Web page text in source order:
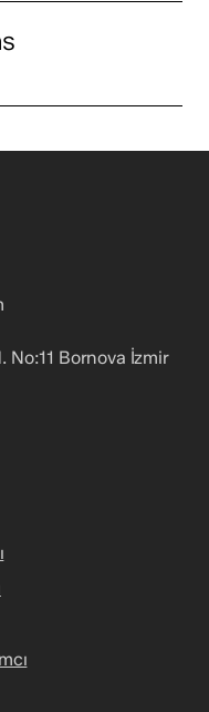
No:11 Bornova İzmir